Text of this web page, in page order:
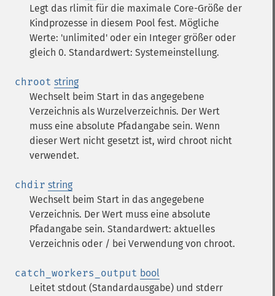
Legt das rlimit für die maximale Core-Größe der
Kindprozesse in diesem Pool fest. Mögliche
Werte: 'unlimited' oder ein Integer größer oder
gleich 0. Standardwert: Systemeinstellung.
chroot string
Wechselt beim Start in das angegebene
Verzeichnis als Wurzelverzeichnis. Der Wert
muss eine absolute Pfadangabe sein. Wenn
dieser Wert nicht gesetzt ist, wird chroot nicht
verwendet.
chdir string
Wechselt beim Start in das angegebene
Verzeichnis. Der Wert muss eine absolute
Pfadangabe sein. Standardwert: aktuelles
Verzeichnis oder / bei Verwendung von chroot.
catch_workers_output bool
Leitet stdout (Standardausgabe) und stderr